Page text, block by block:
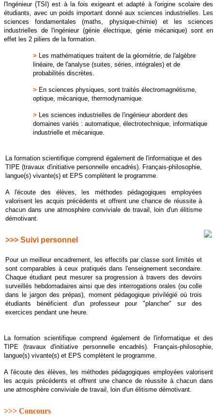
l'Ingénieur (TSI) est à la fois exigeant et adapté à l'origine scolaire des
étudiants, avec un poids important donné aux sciences industrielles. Les
sciences fondamentales (maths, physique-chimie) et les sciences
industrielles de l'ingénieur (génie électrique, génie mécanique) sont en
effet les 2 piliers de la formation.
> Les mathématiques traitent de la géométrie, de l'algèbre
linéaire, de l'analyse (suites, séries, intégrales) et de
probabilités discrètes.
> En sciences physiques, sont traités électromagnétisme,
optique, mécanique, thermodynamique.
> Les sciences industrielles de l'ingénieur abordent des
domaines variés : automatique, électrotechnique, informatique
industrielle et mécanique.
La formation scientifique comprend également de l'informatique et des
TIPE (travaux d'initiative personnelle encadrés). Français-philosophie,
langue(s) vivante(s) et EPS complètent le programme.
A l'écoute des élèves, les méthodes pédagogiques employées
valorisent les acquis précédents et offrent une chance de réussite à
chacun dans une atmosphère conviviale de travail, loin d'un élitisme
démotivant.
>>> Suivi personnel
Pour un meilleur encadrement, les effectifs par classe sont limités et
sont comparables à ceux pratiqués dans l'enseignement secondaire.
Chaque étudiant peut mesurer sa progression à travers des devoirs
surveillés hebdomadaires ainsi que des interrogations orales (ou colle
dans le jargon des prépas), moment pédagogique privilégié où trois
étudiants bénéficient d'un professeur pour "plancher" sur des
exercices pendant une heure.
La formation scientifique comprend également de l'informatique et des
TIPE (travaux d'initiative personnelle encadrés). Français-philosophie,
langue(s) vivante(s) et EPS complètent le programme.
A l'écoute des élèves, les méthodes pédagogiques employées valorisent
les acquis précédents et offrent une chance de réussite à chacun dans
une atmosphère conviviale de travail, loin d'un élitisme démotivant.
>>> Concours